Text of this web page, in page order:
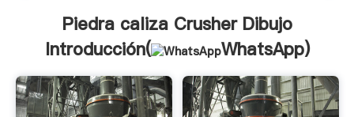
Piedra caliza Crusher Dibujo
Introducción(
WhatsApp)